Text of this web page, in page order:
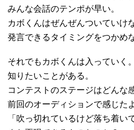
みんな会話のテンポが早い。
カボくんはぜんぜんついていけ
発言できるタイミングをつかめ
それでもカボくんは入っていく。
知りたいことがある。
コンテストのステージはどんな
前回のオーディションで感じた
「吹っ切れているけど落ち着い